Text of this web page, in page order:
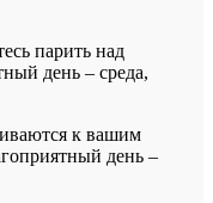
парить над
день – среда,
к вашим
день –